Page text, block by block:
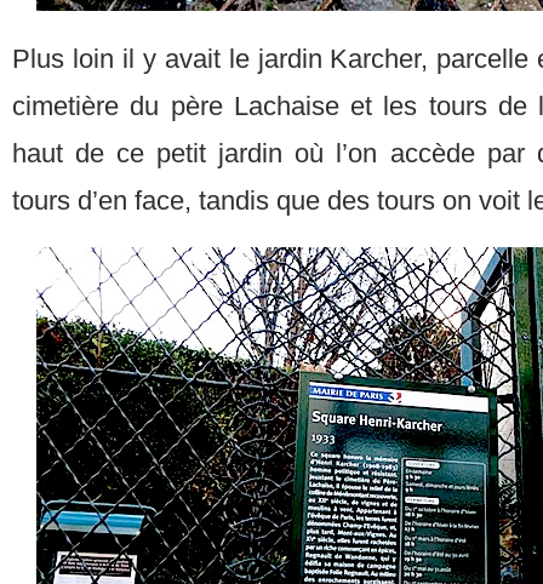
Plus loin il y avait le jardin Karcher, parcelle
cimetière du père Lachaise et les tours de
haut de ce petit jardin où l’on accède par
tours d’en face, tandis que des tours on voit